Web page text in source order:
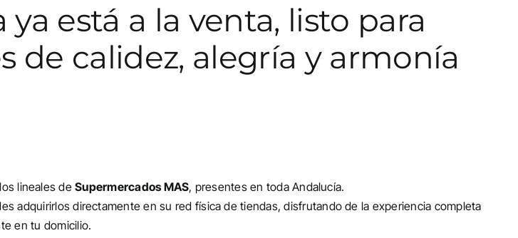
ya está a la venta, listo para
de calidez, alegría y armonía
lineales deSupermercados MAS, presentes en toda Andalucía.
adquirirlos directamente en su red física de tiendas, disfrutando de la experiencia completa
en tu domicilio.